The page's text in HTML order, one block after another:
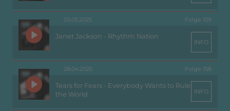
05.05.2025 Folge 159
Janet Jackson - Rhythm Nation
INFO
28.04.2025 Folge 158
Tears for Fears - Everybody Wants to Rule
the World
INFO